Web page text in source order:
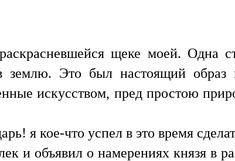
щеке моей. Одна
землю. Это был настоящий
искусством, пред простою
я кое-что успел в это время
и объявил о намерениях князя в